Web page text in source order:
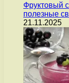
Фруктовый
полезные
21.11.2025